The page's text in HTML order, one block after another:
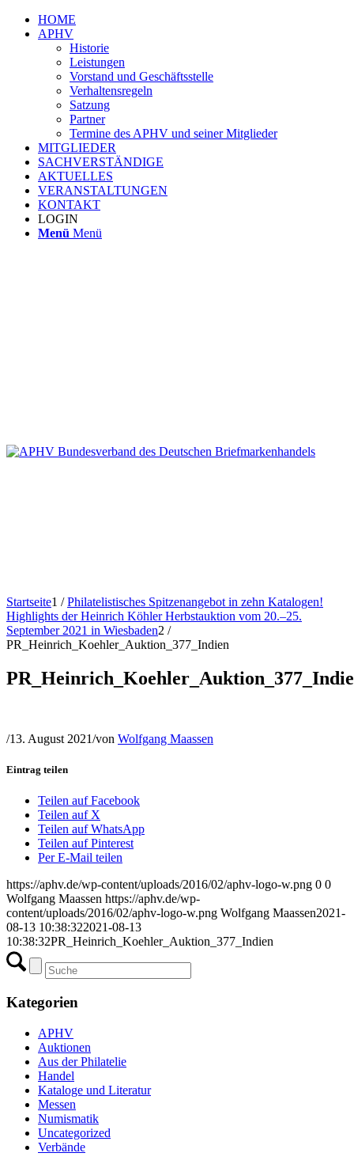
HOME
APHV
Historie
Leistungen
Vorstand und Geschäftsstelle
Verhaltensregeln
Satzung
Partner
Termine des APHV und seiner Mitglieder
MITGLIEDER
SACHVERSTÄNDIGE
AKTUELLES
VERANSTALTUNGEN
KONTAKT
LOGIN
Menü Menü
Startseite1 / Philatelistisches Spitzenangebot in zehn Katalogen!
Highlights der Heinrich Köhler Herbstauktion vom 20.–25.
September 2021 in Wiesbaden2 /
PR_Heinrich_Koehler_Auktion_377_Indien
/13. August 2021/von Wolfgang Maassen
Eintrag teilen
Teilen auf Facebook
Teilen auf X
Teilen auf WhatsApp
Teilen auf Pinterest
Per E-Mail teilen
https://aphv.de/wp-content/uploads/2016/02/aphv-logo-w.png 0 0
Wolfgang Maassen https://aphv.de/wp-
content/uploads/2016/02/aphv-logo-w.png Wolfgang Maassen2021-
08-13 10:38:322021-08-13
10:38:32PR_Heinrich_Koehler_Auktion_377_Indien
Kategorien
APHV
Auktionen
Aus der Philatelie
Handel
Kataloge und Literatur
Messen
Numismatik
Uncategorized
Verbände